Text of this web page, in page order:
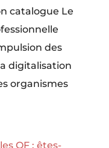
catalogue Le
des
digitalisation
organismes